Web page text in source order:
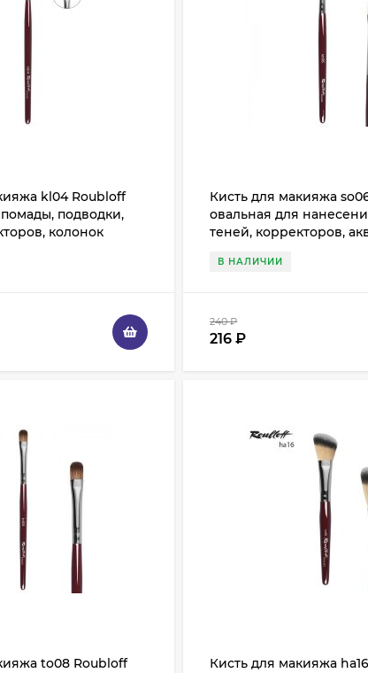
kl04 Roubloff
подводки,
колонок
Кисть для макияжа
овальная для
теней, корректоров,
В НАЛИЧИИ
240₽
216₽
to08 Roubloff Кисть для макияжа